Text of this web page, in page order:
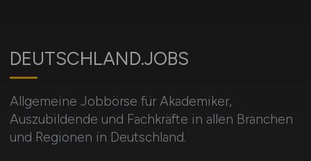
DEUTSCHLAND.JOBS
Allgemeine Jobbörse für Akademiker,
Auszubildende und Fachkräfte in allen Branchen
und Regionen in Deutschland.